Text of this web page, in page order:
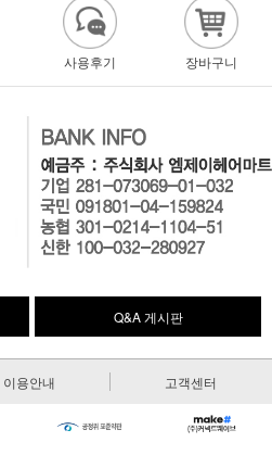
사용후기 장바구니
Q&A 게시판
이용안내 고객센터